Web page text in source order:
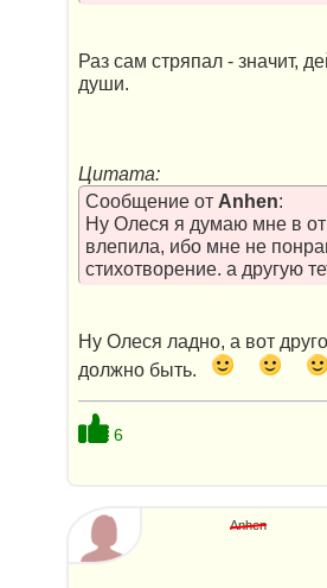
Раз сам стряпал - значит,
души.
Цитата:
Сообщение от Anhen:
Ну Олеся я думаю мне в
влепила, ибо мне не
стихотворение. а другую
Ну Олеся ладно, а вот
должно быть.
6
Anhen